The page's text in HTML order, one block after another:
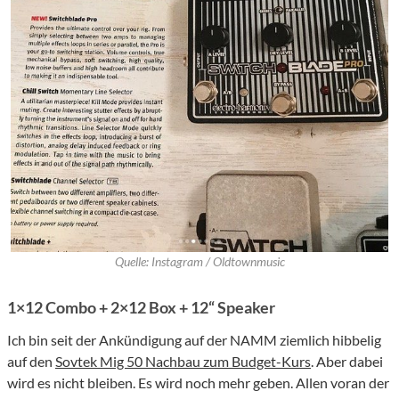
Quelle: Instagram / Oldtownmusic
1×12 Combo + 2×12 Box + 12“ Speaker
Ich bin seit der Ankündigung auf der NAMM ziemlich hibbelig
auf den Sovtek Mig 50 Nachbau zum Budget-Kurs. Aber dabei
wird es nicht bleiben. Es wird noch mehr geben. Allen voran der